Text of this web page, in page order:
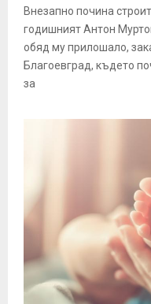
Внезапно почина
годишният Антон
обяд му прилошало,
Благоевград, където
за